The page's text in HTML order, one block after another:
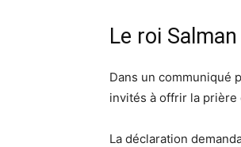
Le roi
Dans un communiqué
invités à offrir la prière
La déclaration